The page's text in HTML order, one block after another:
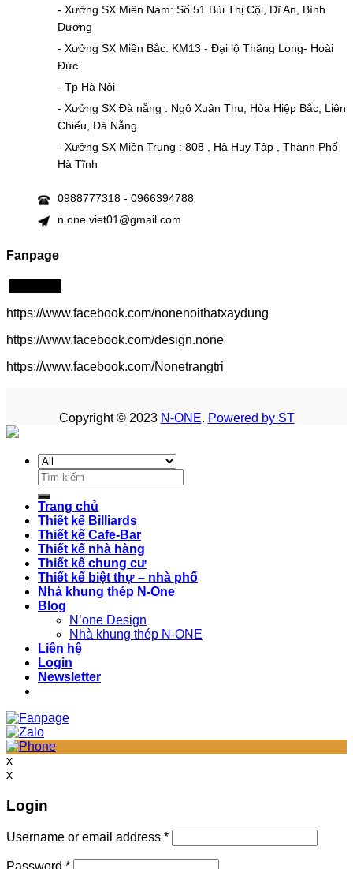
- Xưởng SX Miền Nam: Số 51 Bùi Thị Cội, Dĩ An, Bình
Dương
- Xưởng SX Miền Bắc: KM13 - Đại lộ Thăng Long- Hoài
Đức
- Tp Hà Nội
- Xưởng SX Đà nẵng : Ngô Xuân Thu, Hòa Hiệp Bắc, Liên
Chiểu, Đà Nẵng
- Xưởng SX Miền Trung : 808 , Hà Huy Tập , Thành Phố
Hà Tĩnh
0988777318 - 0966394788
n.one.viet01@gmail.com
Fanpage
https://www.facebook.com/nonenoithatxaydung
https://www.facebook.com/design.none
https://www.facebook.com/Nonetrangtri
Copyright © 2023 N-ONE. Powered by ST
Search
for:
Trang chủ
Thiết kế Billiards
Thiết kế Cafe-Bar
Thiết kế nhà hàng
Thiết kế chung cư
Thiết kế biệt thự – nhà phố
Nhà khung thép N-One
Blog
N’one Design
Nhà khung thép N-ONE
Liên hệ
Login
Newsletter
x
x
Login
Username or email address *
Password *